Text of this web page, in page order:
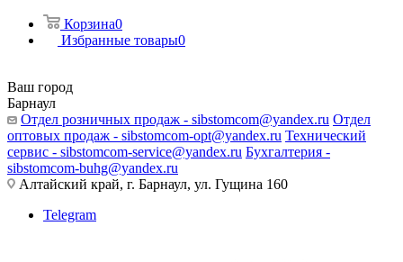
Корзина0
Избранные товары0
Ваш город
Барнаул
Отдел розничных продаж - sibstomcom@yandex.ru Отдел
оптовых продаж - sibstomcom-opt@yandex.ru Технический
сервис - sibstomcom-service@yandex.ru Бухгалтерия -
sibstomcom-buhg@yandex.ru
Алтайский край, г. Барнаул, ул. Гущина 160
Telegram